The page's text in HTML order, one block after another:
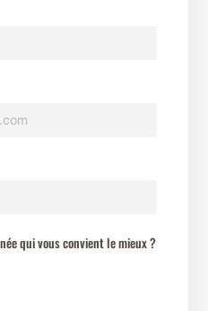
qui vous convient le mieux ?